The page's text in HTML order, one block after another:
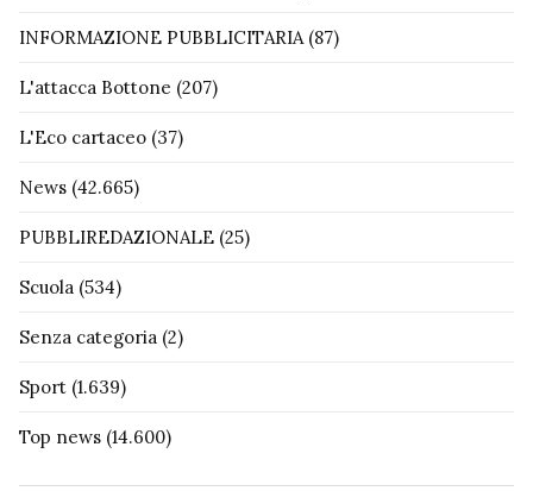
INFORMAZIONE PUBBLICITARIA(87)
L'attacca Bottone (207)
L'Eco cartaceo (37)
News (42.665)
PUBBLIREDAZIONALE (25)
Scuola (534)
Senza categoria (2)
Sport (1.639)
Top news (14.600)